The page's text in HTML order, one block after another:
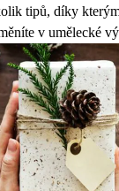
tipů, díky
v umělecké